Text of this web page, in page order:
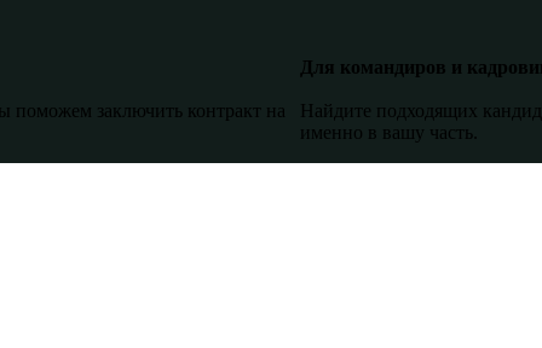
поможем заключить контракт на
Для командиров и
Найдите подходящих
именно в вашу часть.